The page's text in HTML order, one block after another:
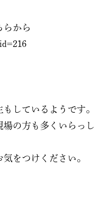
らから
しているようです。
の方も多くいらっし
をつけください。